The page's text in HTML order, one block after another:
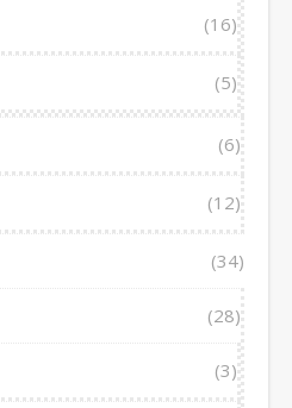
(16)
(5)
(6)
(12)
(34)
(28)
(3)